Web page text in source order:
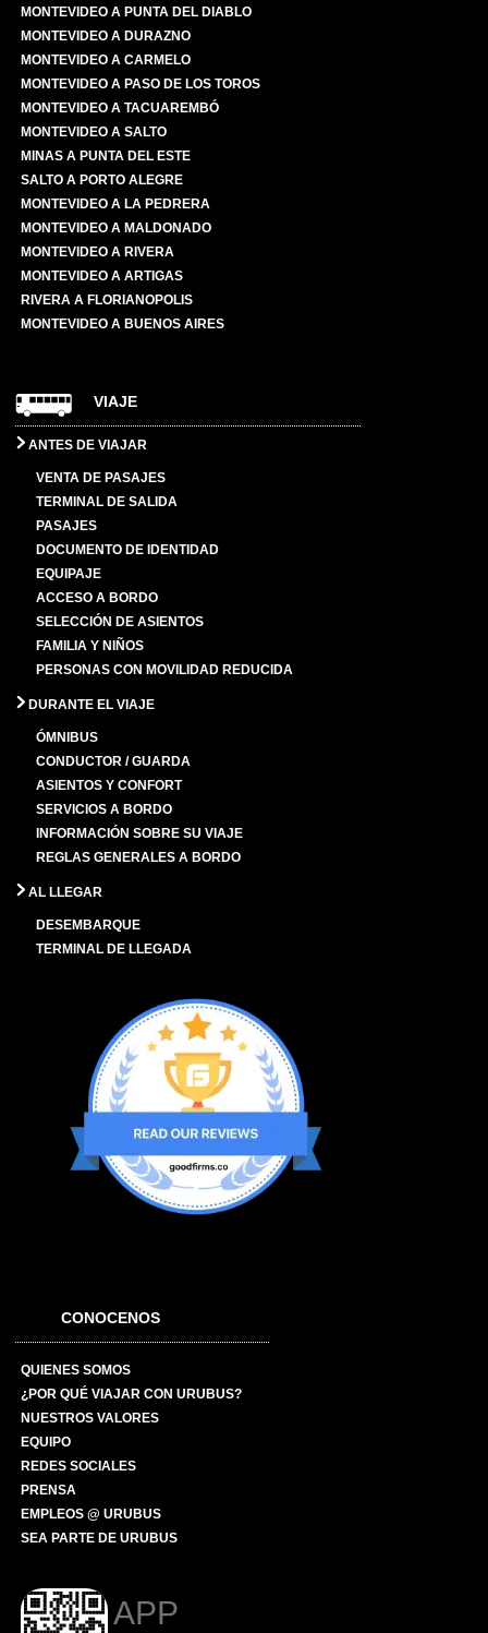
MONTEVIDEO A PUNTA DEL DIABLO
MONTEVIDEO A DURAZNO
MONTEVIDEO A CARMELO
MONTEVIDEO A PASO DE LOS TOROS
MONTEVIDEO A TACUAREMBÓ
MONTEVIDEO A SALTO
MINAS A PUNTA DEL ESTE
SALTO A PORTO ALEGRE
MONTEVIDEO A LA PEDRERA
MONTEVIDEO A MALDONADO
MONTEVIDEO A RIVERA
MONTEVIDEO A ARTIGAS
RIVERA A FLORIANOPOLIS
MONTEVIDEO A BUENOS AIRES
VIAJE
ANTES DE VIAJAR
VENTA DE PASAJES
TERMINAL DE SALIDA
PASAJES
DOCUMENTO DE IDENTIDAD
EQUIPAJE
ACCESO A BORDO
SELECCIÓN DE ASIENTOS
FAMILIA Y NIÑOS
PERSONAS CON MOVILIDAD REDUCIDA
DURANTE EL VIAJE
ÓMNIBUS
CONDUCTOR / GUARDA
ASIENTOS Y CONFORT
SERVICIOS A BORDO
INFORMACIÓN SOBRE SU VIAJE
REGLAS GENERALES A BORDO
AL LLEGAR
DESEMBARQUE
TERMINAL DE LLEGADA
CONOCENOS
QUIENES SOMOS
¿POR QUÉ VIAJAR CON URUBUS?
NUESTROS VALORES
EQUIPO
REDES SOCIALES
PRENSA
EMPLEOS @ URUBUS
SEA PARTE DE URUBUS
APP